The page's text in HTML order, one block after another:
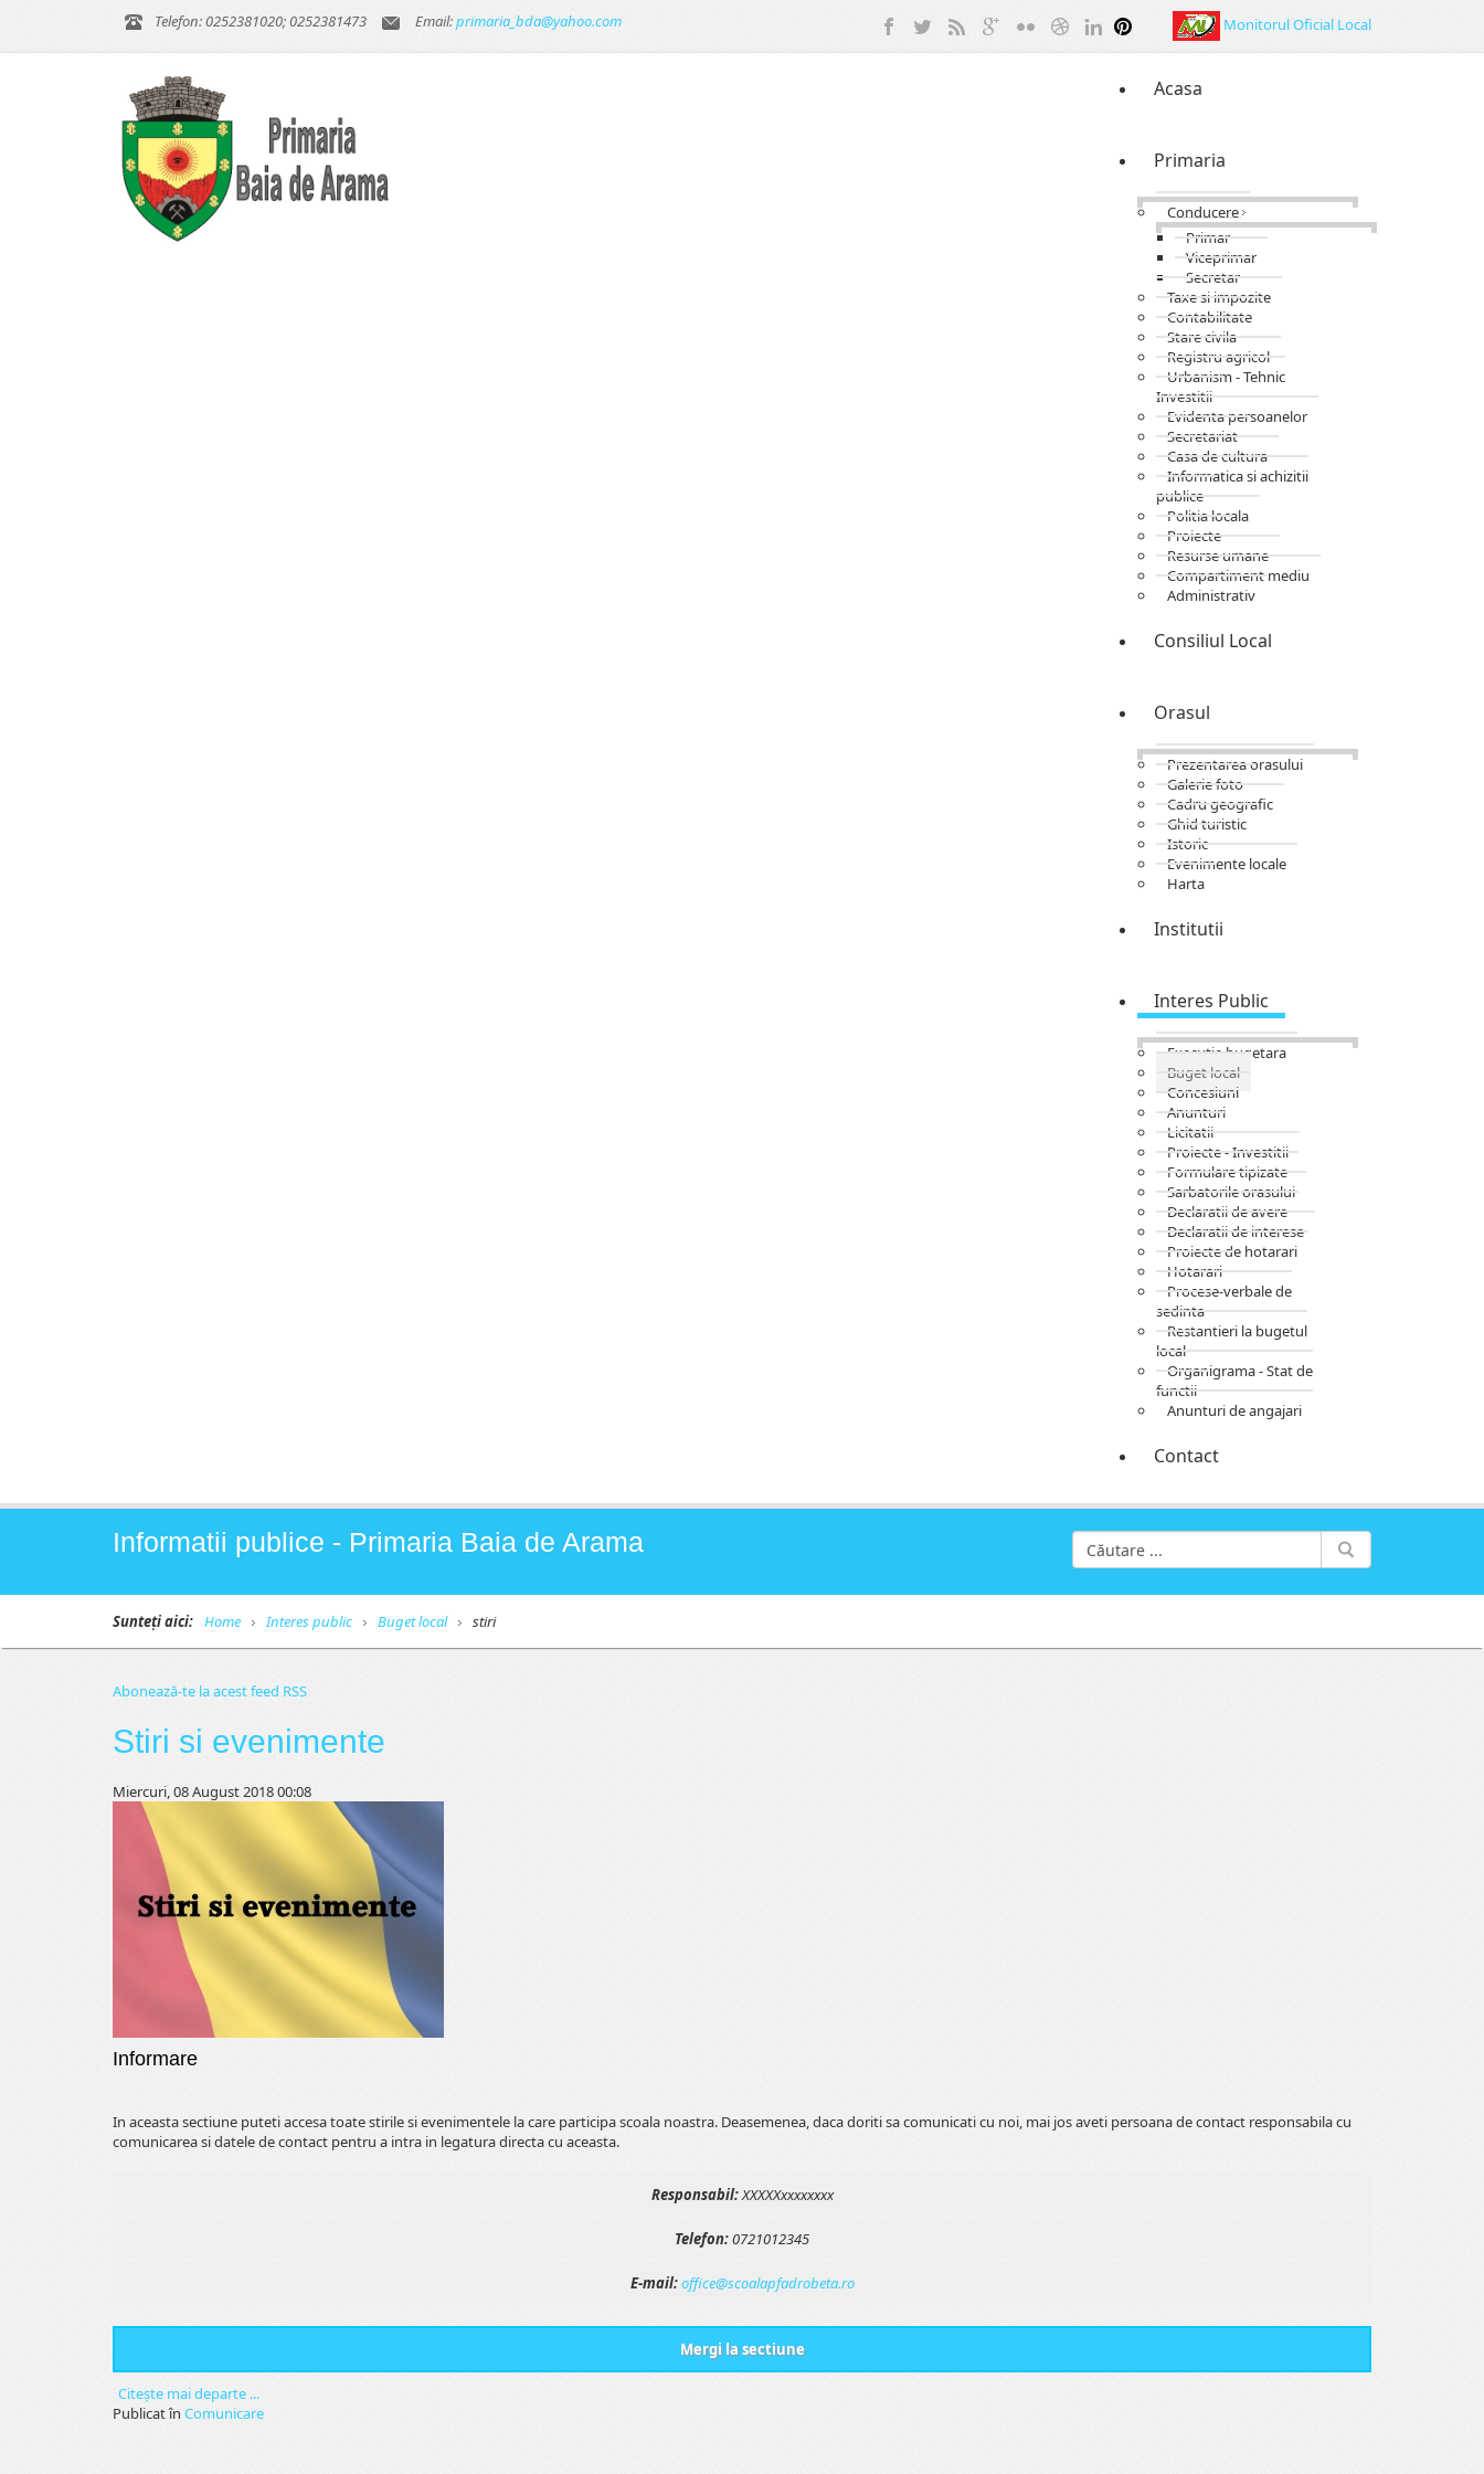
Telefon: 0252381020; 0252381473 Email:primaria_bda@yahoo.com Monitorul Oficial Local
Acasa
Primaria
Conducere
Primar
Viceprimar
Secretar
Taxe si impozite
Contabilitate
Stare civila
Registru agricol
Urbanism - Tehnic
Investitii
Evidenta persoanelor
Secretariat
Casa de cultura
Informatica si achizitii
publice
Politia locala
Proiecte
Resurse umane
Compartiment mediu
Administrativ
Consiliul Local
Orasul
Prezentarea orasului
Galerie foto
Cadru geografic
Ghid turistic
Istoric
Evenimente locale
Harta
Institutii
Interes Public
Executie bugetara
Buget local
Concesiuni
Anunturi
Licitatii
Proiecte - Investitii
Formulare tipizate
Sarbatorile orasului
Declaratii de avere
Declaratii de interese
Proiecte de hotarari
Hotarari
Procese-verbale de
sedinta
Restantieri la bugetul
local
Organigrama - Stat de
functii
Anunturi de angajari
Contact
Informatii publice - Primaria Baia de Arama
Sunteți aici: Home Interes public Buget local stiri
Abonează-te la acest feed RSS
Stiri si evenimente
Miercuri, 08 August 2018 00:08
Informare
In aceasta sectiune puteti accesa toate stirile si evenimentele la care participa scoala noastra. Deasemenea, daca doriti sa comunicati cu noi, mai jos aveti persoana de contact responsabila cu
comunicarea si datele de contact pentru a intra in legatura directa cu aceasta.
Responsabil:XXXXXxxxxxxxx
Telefon:0721012345
E-mail:office@scoalapfadrobeta.ro
Mergi la sectiune
Citeşte mai departe ...
Publicat în Comunicare